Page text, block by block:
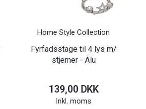
Home Style Collection
Fyrfadsstage til 4 lys m/
stjerner - Alu
139,00 DKK
Inkl. moms